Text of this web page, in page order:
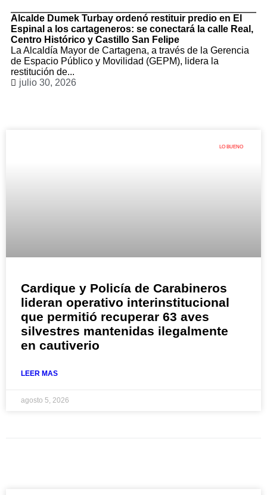
Alcalde Dumek Turbay ordenó restituir predio en El
Espinal a los cartageneros: se conectará la calle Real,
Centro Histórico y Castillo San Felipe
La Alcaldía Mayor de Cartagena, a través de la Gerencia
de Espacio Público y Movilidad (GEPM), lidera la
restitución de...
julio 30, 2026
LO BUENO
Cardique y Policía de Carabineros
lideran operativo interinstitucional
que permitió recuperar 63 aves
silvestres mantenidas ilegalmente
en cautiverio
LEER MAS
agosto 5, 2026